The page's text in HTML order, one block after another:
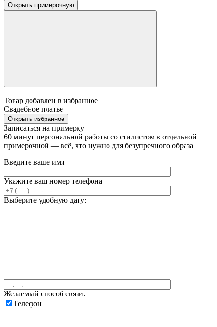
Открыть примерочную
Товар добавлен в избранное
Свадебное платье
Открыть избранное
Записаться на примерку
60 минут персональной работы со стилистом в отдельной
примерочной — всё, что нужно для безупречного образа
Введите ваше имя
Укажите ваш номер телефона
Выберите удобную дату:
Желаемый способ связи:
Телефон